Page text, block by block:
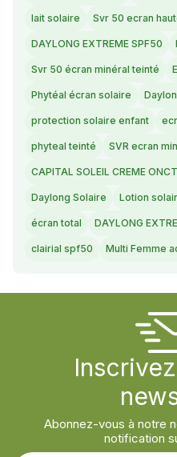
lait solaire Svr 50 ecran
DAYLONG EXTREME SPF50
Svr 50 écran minéral teinté
Phytéal écran solaire
protection solaire enfant
phyteal teinté SVR ecran
CAPITAL SOLEIL CREME
Daylong Solaire Lotion
écran total DAYLONG
clairial spf50 Multi Femme
Abonnez-vous à notre
notification